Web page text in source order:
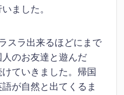
ました。
スラ出来るほどにまで
のお友達と遊んだ
ていきました。帰国
が自然と出てくるま